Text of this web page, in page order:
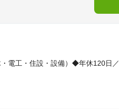
・電工・住設・設備）◆年休120日